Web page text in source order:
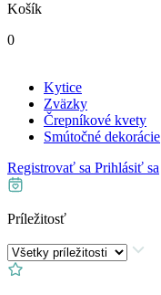
Košík
0
Kytice
Zväzky
Črepníkové kvety
Smútočné dekorácie
Registrovať sa Prihlásiť sa
Príležitosť